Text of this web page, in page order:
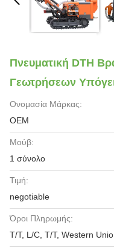
Πνευματική DTH
Γεωτρήσεων
Ονομασία Μάρκας:
OEM
Μούβ:
1 σύνολο
Τιμή:
negotiable
Όροι Πληρωμής:
T/T, L/C, T/T, Western